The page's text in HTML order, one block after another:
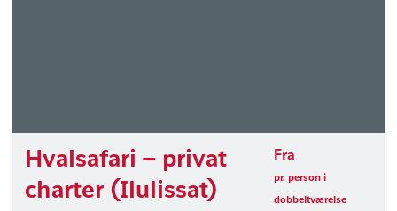
Hvalsafari – privat
charter (Ilulissat)
Fra
pr. person i
dobbeltværelse